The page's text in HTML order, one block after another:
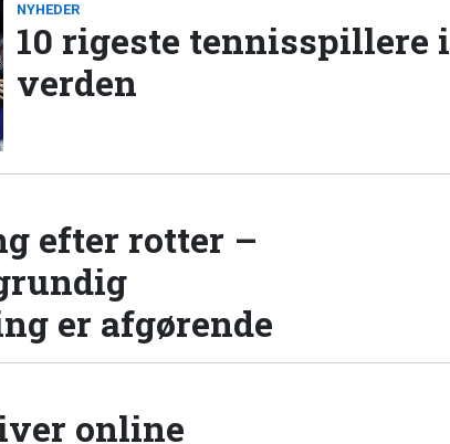
NYHEDER
10 rigeste tennisspillere i
verden
efter rotter –
er afgørende
online